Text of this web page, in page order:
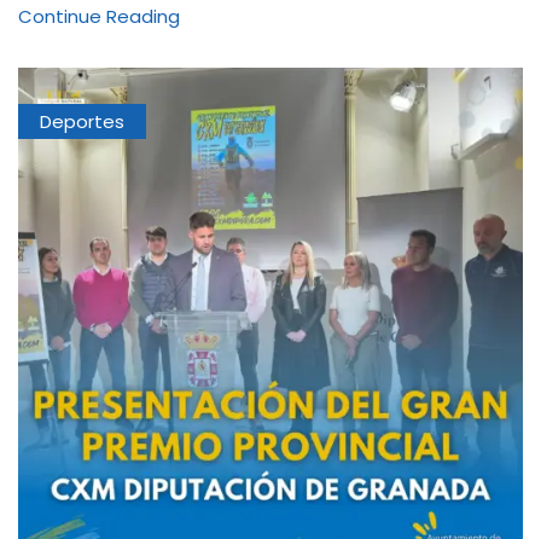
Continue Reading
Deportes